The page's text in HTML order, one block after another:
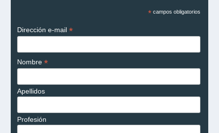
*campos obligatorios
Dirección e-mail *
Nombre *
Apellidos
Profesión